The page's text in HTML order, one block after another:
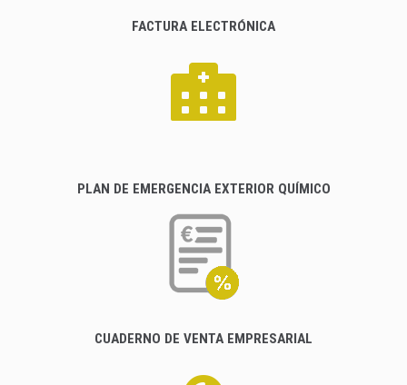
FACTURA ELECTRÓNICA
PLAN DE EMERGENCIA EXTERIOR QUÍMICO
CUADERNO DE VENTA EMPRESARIAL